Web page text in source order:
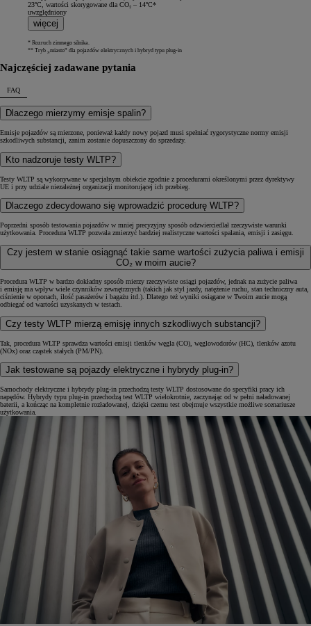
23ºC, wartości skorygowane dla CO₂ – 14ºC*
uwzględniony
więcej
* Rozruch zimnego silnika.
** Tryb „miasto” dla pojazdów elektrycznych i hybryd typu plug-in
Najczęściej zadawane pytania
FAQ
Dlaczego mierzymy emisje spalin?
Emisje pojazdów są mierzone, ponieważ każdy nowy pojazd musi spełniać rygorystyczne normy emisji
szkodliwych substancji, zanim zostanie dopuszczony do sprzedaży.
Kto nadzoruje testy WLTP?
Testy WLTP są wykonywane w specjalnym obiekcie zgodnie z procedurami określonymi przez dyrektywy
UE i przy udziale niezależnej organizacji monitorującej ich przebieg.
Dlaczego zdecydowano się wprowadzić procedurę WLTP?
Poprzedni sposób testowania pojazdów w mniej precyzyjny sposób odzwierciedlał rzeczywiste warunki
użytkowania. Procedura WLTP pozwala zmierzyć bardziej realistyczne wartości spalania, emisji i zasięgu.
Czy jestem w stanie osiągnąć takie same wartości zużycia paliwa i emisji
CO₂ w moim aucie?
Procedura WLTP w bardzo dokładny sposób mierzy rzeczywiste osiągi pojazdów, jednak na zużycie paliwa
i emisję ma wpływ wiele czynników zewnętrznych (takich jak styl jazdy, natężenie ruchu, stan techniczny auta,
ciśnienie w oponach, ilość pasażerów i bagażu itd.). Dlatego też wyniki osiągane w Twoim aucie mogą
odbiegać od wartości uzyskanych w testach.
Czy testy WLTP mierzą emisję innych szkodliwych substancji?
Tak, procedura WLTP sprawdza wartości emisji tlenków węgla (CO), węglowodorów (HC), tlenków azotu
(NOx) oraz cząstek stałych (PM/PN).
Jak testowane są pojazdy elektryczne i hybrydy plug-in?
Samochody elektryczne i hybrydy plug-in przechodzą testy WLTP dostosowane do specyfiki pracy ich
napędów. Hybrydy typu plug-in przechodzą test WLTP wielokrotnie, zaczynając od w pełni naładowanej
baterii, a kończąc na kompletnie rozładowanej, dzięki czemu test obejmuje wszystkie możliwe scenariusze
użytkowania.